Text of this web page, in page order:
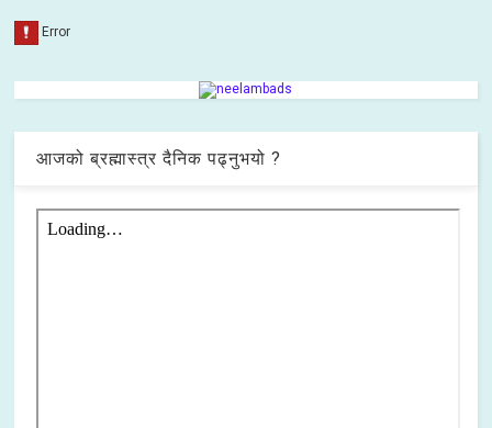
आजको ब्रह्मास्त्र दैनिक पढ्नुभयो ?